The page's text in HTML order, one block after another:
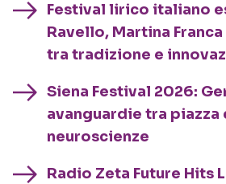
Festival lirico italiano
Ravello, Martina
tra tradizione e
Siena Festival 2026:
avanguardie tra piazza
neuroscienze
Radio Zeta Future Hits